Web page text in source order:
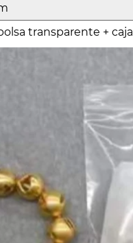
transparente + caja